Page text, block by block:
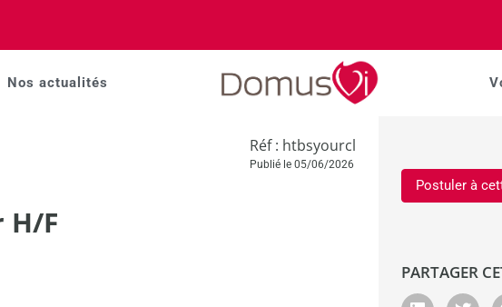
Nos actualités
Réf : htbsyourcl
Publié le 05/06/2026
H/F
Postuler à
PARTAGER